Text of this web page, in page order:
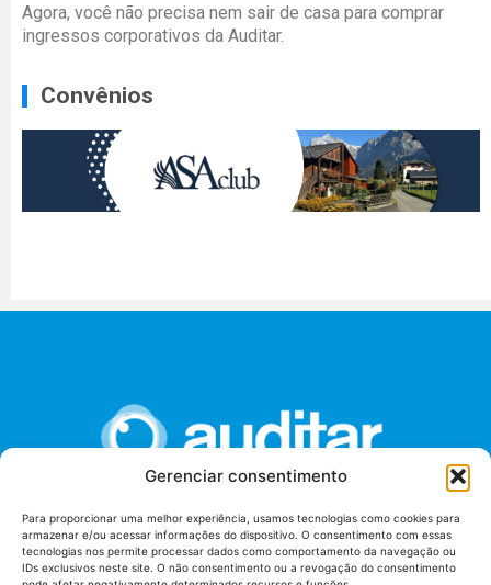
Gerenciar consentimento
Para proporcionar uma melhor experiência, usamos tecnologias como cookies para
armazenar e/ou acessar informações do dispositivo. O consentimento com essas
tecnologias nos permite processar dados como comportamento da navegação ou
IDs exclusivos neste site. O não consentimento ou a revogação do consentimento
Agora, você não precisa nem sair de casa para comprar
ingressos corporativos da Auditar.
Convênios
União dos Auditores Federais de Controle Externo -
AUDITAR